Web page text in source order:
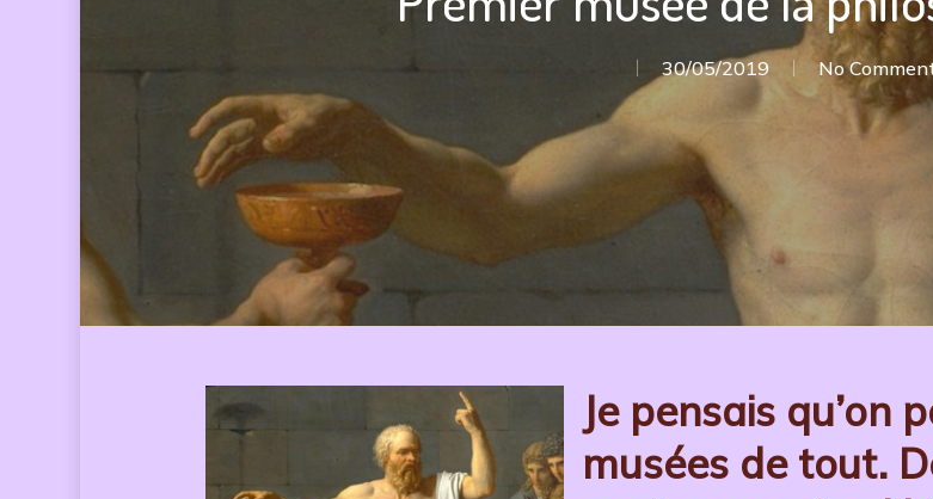
30/05/2019 No
Je pensais qu’on
musées de tout.